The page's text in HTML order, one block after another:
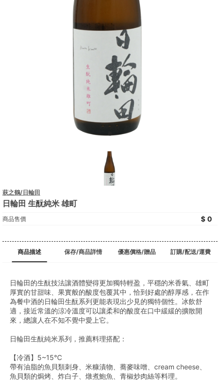
萩之鶴/日輪田
日輪田 生酛純米 雄町
商品售價 0
商品描述 保存/商品詳情 優惠價格/贈品 訂購/配送/運費
日輪田的生酛技法讓酒體變得更加獨特輕盈，平穩的米香氣、雄町
厚實的甘甜味、果實般的酸度包覆其中，恰到好處的醇厚感，在作
為餐中酒的日輪田生酛系列更能表現出少見的獨特個性。冰飲舒
適，接近常溫的涼冷溫度可以讓柔和的酸度在口中緩緩的擴散開
來，總讓人在不知不覺中愛上它。
日輪田生酛純米系列，推薦料理搭配：
【冷酒】5~15℃
帶有油脂的魚貝類刺身、米糠漬物、蕎麥味噌、cream cheese、
魚貝類的焗烤、炸白子、燉煮鮑魚、青椒炒肉絲等料理。